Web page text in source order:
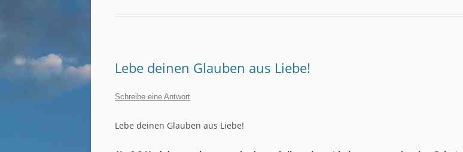
Lebe deinen Glauben aus Liebe!
Schreibe eine Antwort
Lebe deinen Glauben aus Liebe!